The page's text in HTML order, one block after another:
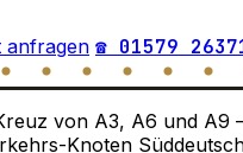
anfragen ☎ 01579
von A3, A6 und A9
Knoten